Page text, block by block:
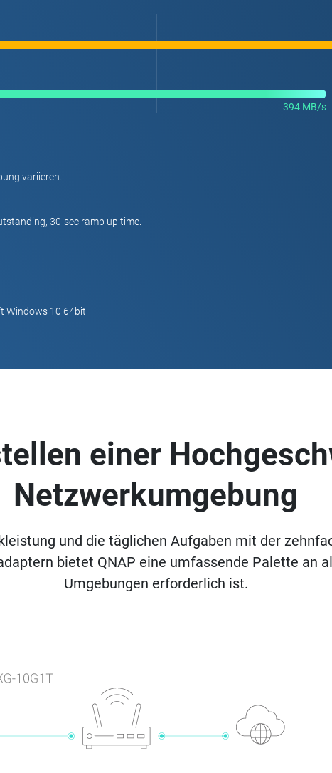
394 MB/s
variieren.
30-sec ramp up time.
Windows 10 64bit
einer
Netzwerkumgebung
und die täglichen Aufgaben mit der
bietet QNAP eine umfassende Palette an
Umgebungen erforderlich ist.